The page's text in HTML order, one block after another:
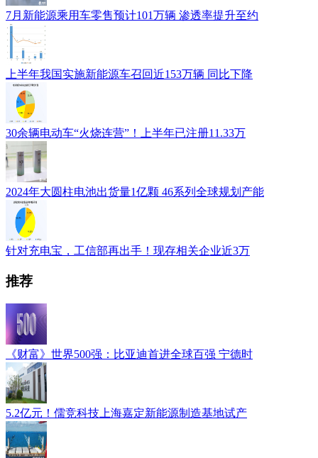
7月新能源乘用车零售预计101万辆 渗透率提升至约
上半年我国实施新能源车召回近153万辆 同比下降
30余辆电动车“火烧连营”！上半年已注册11.33万
2024年大圆柱电池出货量1亿颗 46系列全球规划产能
针对充电宝，工信部再出手！现存相关企业近3万
推荐
《财富》世界500强：比亚迪首进全球百强 宁德时
5.2亿元！儒竞科技上海嘉定新能源制造基地试产